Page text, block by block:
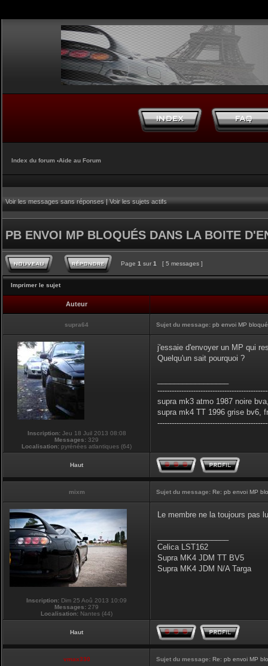
Index du forum ‹Aide au Forum
Voir les messages sans réponses|Voir les sujets actifs
PB ENVOI MP BLOQUÉS DANS LA BOITE
Page 1 sur 1 [ 5 messages ]
Imprimer le sujet
Auteur
supra64 Sujet du message: pb envoi MP
Inscription:Jeu 18 Juil 2013 08:08
Messages: 329
Localisation: pyrénées atlantiques (64)
j'essaie d'envoyer un MP qui
Quelqu'un sait pourquoi ?
supra mk3 atmo 1987 noire
supra mk4 TT 1996 grise bv6,
Haut
mixm Sujet du message: Re: pb envoi MP
Inscription: Dim 25 Aoû 2013 10:09
Messages: 279
Localisation: Nantes (44)
Le membre ne la toujours pas
Celica LST162
Supra MK4 JDM TT BV5
Supra MK4 JDM N/A Targa
Haut
vmax330 Sujet du message: Re: pb envoi MP